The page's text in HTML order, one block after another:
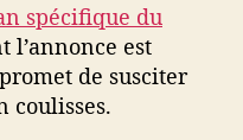
spécifique du
l’annonce est
de susciter
coulisses.